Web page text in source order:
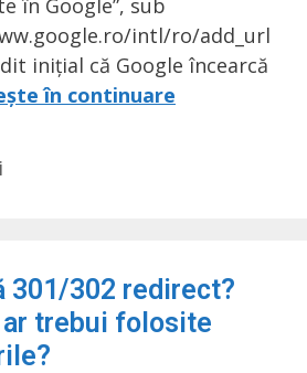
intl/ro/add_url
inițial că Google încearcă
în continuare
301/302 redirect?
ar trebui folosite